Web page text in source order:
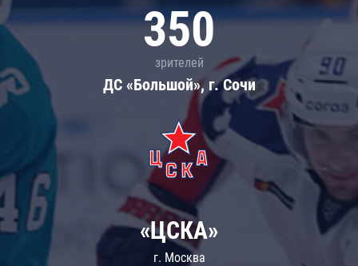
350
зрителей
ДС «Большой», г. Сочи
«ЦСКА»
г. Москва